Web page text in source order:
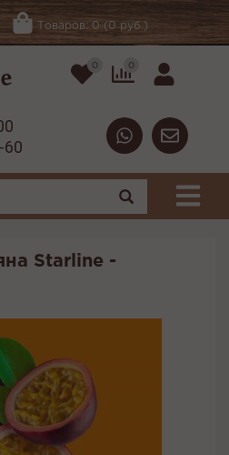
Товаров: 0 (0 руб.)
0 0
60
Starline -